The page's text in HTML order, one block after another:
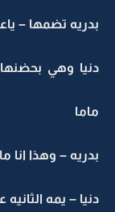
بدريه تضمها –
دنيا وهي بحضنها
ماما
بدريه – وهذا
دنيا – يمه